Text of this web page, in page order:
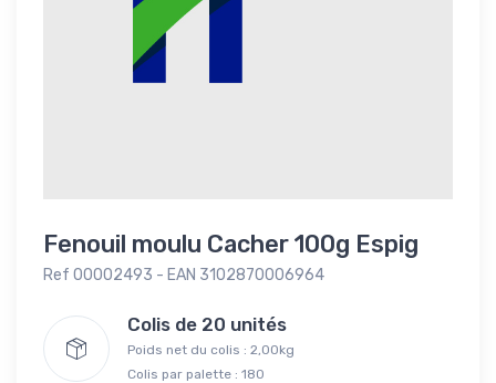
Fenouil moulu Cacher 100g Espig
Ref 00002493 - EAN 3102870006964
Colis de 20 unités
Poids net du colis : 2,00kg
Colis par palette : 180